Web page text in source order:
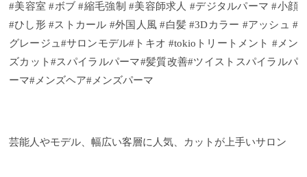
#美容室 #ボブ #縮毛強制 #美容師求人 #デジタルパーマ #小顔
#ひし形 #ストカール #外国人風 #白髪 #3Dカラー #アッシュ #
グレージュ#サロンモデル#トキオ #tokioトリートメント #メン
ズカット#スパイラルパーマ#髪質改善#ツイストスパイラルパ
ーマ#メンズヘア#メンズパーマ
芸能人やモデル、幅広い客層に人気、カットが上手いサロン